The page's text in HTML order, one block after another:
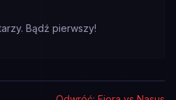
Bądź pierwszy!